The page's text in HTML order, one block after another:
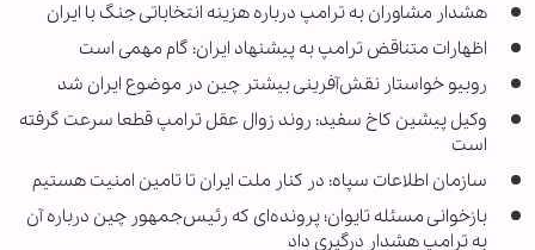
هشدار مشاوران به ترامپ درباره هزینه انتخاباتی جنگ با ایران
اظهارات متناقض ترامپ به پیشنهاد ایران: گام مهمی است
روبیو خواستار نقش‌آفرینی بیشتر چین در موضوع ایران شد
وکیل پیشین کاخ سفید: روند زوال عقل ترامپ قطعا سرعت گرفته
است
سازمان اطلاعات سپاه: در کنار ملت ایران تا تامین امنیت هستیم
بازخوانی مسئله تایوان؛ پرونده‌ای که رئیس‌جمهور چین درباره آن
به ترامپ هشدار درگیری داد